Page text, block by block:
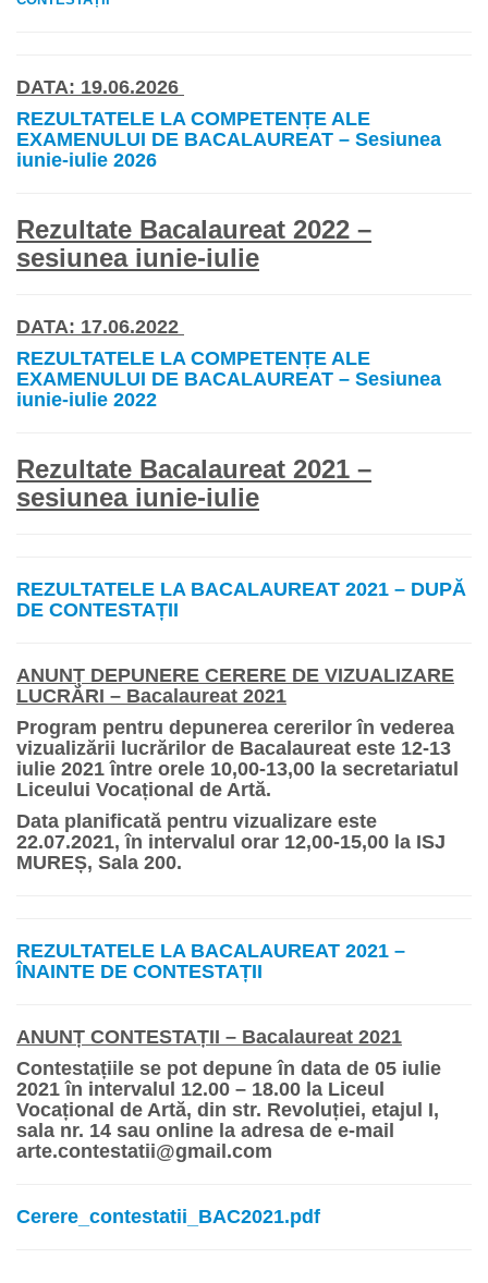
DATA: 19.06.2026
REZULTATELE LA COMPETENȚE ALE
EXAMENULUI DE BACALAUREAT – Sesiunea
iunie-iulie 2026
Rezultate Bacalaureat 2022 –
sesiunea iunie-iulie
DATA: 17.06.2022
REZULTATELE LA COMPETENȚE ALE
EXAMENULUI DE BACALAUREAT – Sesiunea
iunie-iulie 2022
Rezultate Bacalaureat 2021 –
sesiunea iunie-iulie
REZULTATELE LA BACALAUREAT 2021 – DUPĂ
DE CONTESTAȚII
ANUNȚ DEPUNERE CERERE DE VIZUALIZARE
LUCRĂRI – Bacalaureat 2021
Program pentru depunerea cererilor în vederea
vizualizării lucrărilor de Bacalaureat este 12-13
iulie 2021 între orele 10,00-13,00 la secretariatul
Liceului Vocațional de Artă.
Data planificată pentru vizualizare este
22.07.2021, în intervalul orar 12,00-15,00 la ISJ
MUREȘ, Sala 200.
REZULTATELE LA BACALAUREAT 2021 –
ÎNAINTE DE CONTESTAȚII
ANUNȚ CONTESTAȚII – Bacalaureat 2021
Contestațiile se pot depune în data de 05 iulie
2021 în intervalul 12.00 – 18.00 la Liceul
Vocațional de Artă, din str. Revoluției, etajul I,
sala nr. 14 sau online la adresa de e-mail
arte.contestatii@gmail.com
Cerere_contestatii_BAC2021.pdf